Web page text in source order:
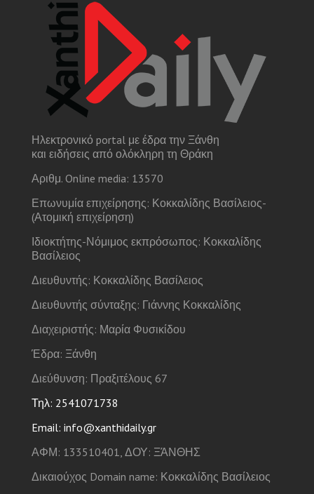
Ηλεκτρονικό portal με έδρα την Ξάνθη
και ειδήσεις από ολόκληρη τη Θράκη
Αριθμ. Online media: 13570
Επωνυμία επιχείρησης: Κοκκαλίδης Βασίλειος-
(Ατομική επιχείρηση)
Ιδιοκτήτης-Νόμιμος εκπρόσωπος: Κοκκαλίδης
Βασίλειος
Διευθυντής: Κοκκαλίδης Βασίλειος
Διευθυντής σύνταξης: Γιάννης Κοκκαλίδης
Διαχειριστής: Μαρία Φυσικίδου
Έδρα: Ξάνθη
Διεύθυνση: Πραξιτέλους 67
Τηλ: 2541071738
Email: info@xanthidaily.gr
ΑΦΜ: 133510401, ΔΟΥ: ΞΆΝΘΗΣ
Δικαιούχος Domain name: Κοκκαλίδης Βασίλειος